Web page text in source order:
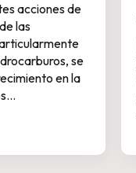
acciones de
las
se
en la